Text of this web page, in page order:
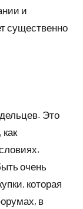
и
существенно
Это
очень
которая
в